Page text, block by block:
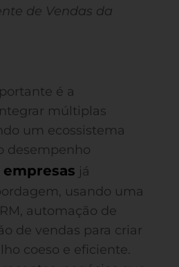
de Vendas da
é a
múltiplas
um ecossistema
desempenho
empresas já
usando uma
automação de
de vendas para criar
coeso e eficiente.